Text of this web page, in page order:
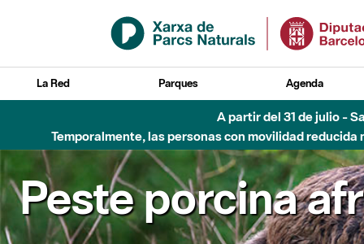
Saltar al contenido principal
La Red Parques Agenda
A partir del 31 de julio -
Temporalmente, las personas con movilidad
Peste porcina